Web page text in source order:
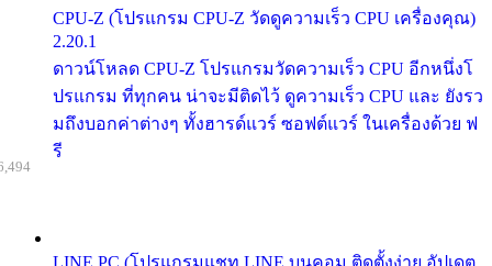
CPU-Z (โปรแกรม CPU-Z วัดดูความเร็ว CPU เครื่องคุณ)
2.20.1
ดาวน์โหลด CPU-Z โปรแกรมวัดความเร็ว CPU อีกหนึ่งโ
ปรแกรม ที่ทุกคน น่าจะมีติดไว้ ดูความเร็ว CPU และ ยังรว
มถึงบอกค่าต่างๆ ทั้งฮารด์แวร์ ซอฟต์แวร์ ในเครื่องด้วย ฟ
รี
LINE PC (โปรแกรมแชท LINE บนคอม ติดตั้งง่าย อัปเดต